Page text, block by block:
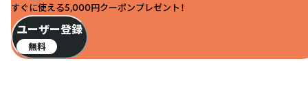
すぐに使える5,000円クーポンプレゼント！
ユーザー登録
無料